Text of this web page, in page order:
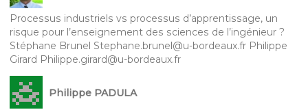
Processus industriels vs processus d’apprentissage, un
risque pour l’enseignement des sciences de l’ingénieur ?
Stéphane Brunel Stephane.brunel@u-bordeaux.fr Philippe
Girard Philippe.girard@u-bordeaux.fr
Philippe PADULA